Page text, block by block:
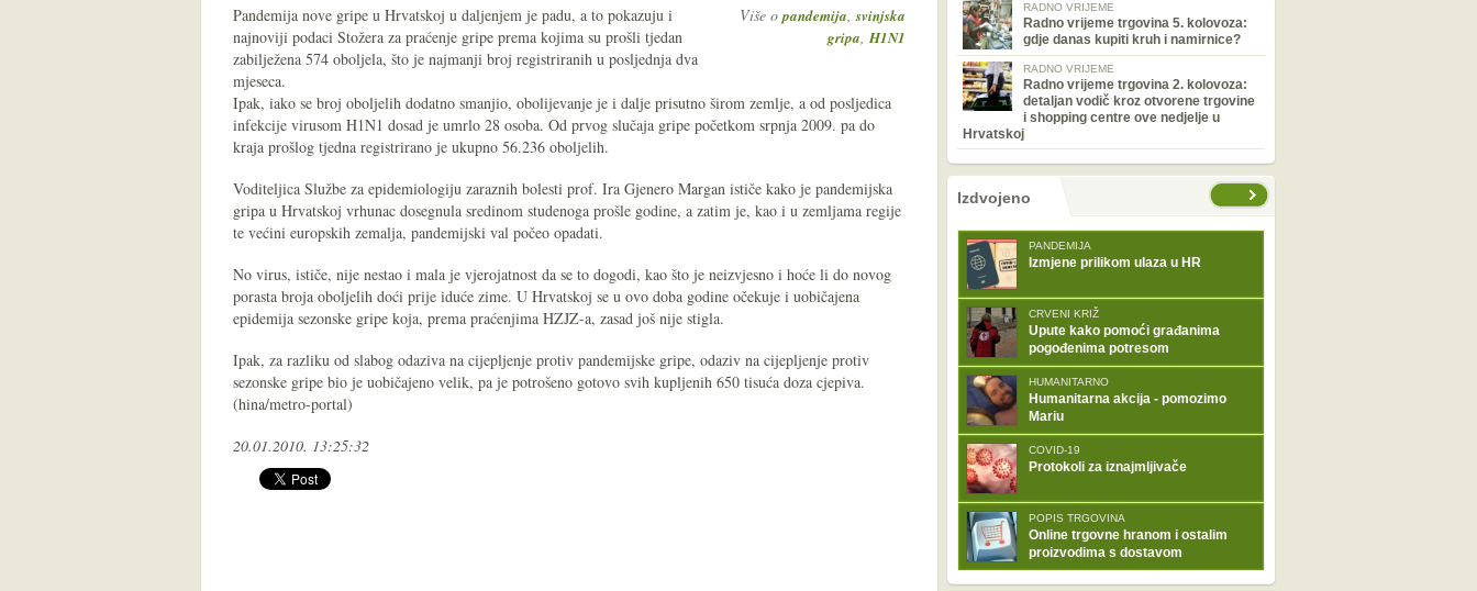
Više opandemija,svinjska
gripa,H1N1
Pandemija nove gripe u Hrvatskoj u daljenjem je padu, a to pokazuju i
najnoviji podaci Stožera za praćenje gripe prema kojima su prošli tjedan
zabilježena 574 oboljela, što je najmanji broj registriranih u posljednja dva
mjeseca.
Ipak, iako se broj oboljelih dodatno smanjio, obolijevanje je i dalje prisutno širom zemlje, a od posljedica
infekcije virusom H1N1 dosad je umrlo 28 osoba. Od prvog slučaja gripe početkom srpnja 2009. pa do
kraja prošlog tjedna registrirano je ukupno 56.236 oboljelih.
Voditeljica Službe za epidemiologiju zaraznih bolesti prof. Ira Gjenero Margan ističe kako je pandemijska
gripa u Hrvatskoj vrhunac dosegnula sredinom studenoga prošle godine, a zatim je, kao i u zemljama regije
te većini europskih zemalja, pandemijski val počeo opadati.
No virus, ističe, nije nestao i mala je vjerojatnost da se to dogodi, kao što je neizvjesno i hoće li do novog
porasta broja oboljelih doći prije iduće zime. U Hrvatskoj se u ovo doba godine očekuje i uobičajena
epidemija sezonske gripe koja, prema praćenjima HZJZ-a, zasad još nije stigla.
Ipak, za razliku od slabog odaziva na cijepljenje protiv pandemijske gripe, odaziv na cijepljenje protiv
sezonske gripe bio je uobičajeno velik, pa je potrošeno gotovo svih kupljenih 650 tisuća doza cjepiva.
(hina/metro-portal)
20.01.2010. 13:25:32
RADNO VRIJEME
Radno vrijeme trgovina 5. kolovoza:
gdje danas kupiti kruh i namirnice?
RADNO VRIJEME
Radno vrijeme trgovina 2. kolovoza:
detaljan vodič kroz otvorene trgovine
i shopping centre ove nedjelje u
Hrvatskoj
nema prethodne stranice
sljedećeIzdvojeno
PANDEMIJA
Izmjene prilikom ulaza u HR
CRVENI KRIŽ
Upute kako pomoći građanima
pogođenima potresom
HUMANITARNO
Humanitarna akcija - pomozimo
Mariu
COVID-19
Protokoli za iznajmljivače
POPIS TRGOVINA
Online trgovne hranom i ostalim
proizvodima s dostavom